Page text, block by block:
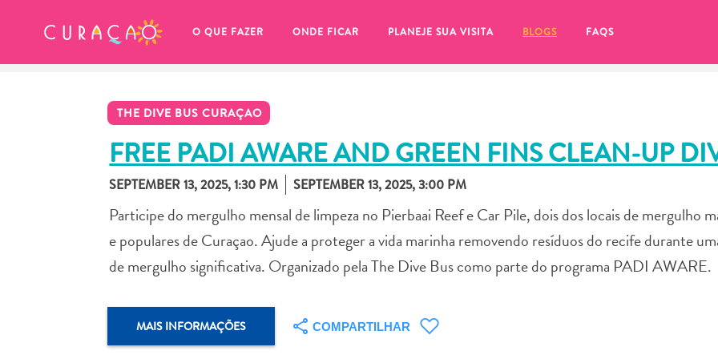
O QUE FAZER ONDE FICAR PLANEJE SUA VISITA BLOGS FAQS
THE DIVE BUS CURAÇAO
FREE PADI AWARE AND GREEN FINS CLEAN-UP
SEPTEMBER 13, 2025, 1:30 PM SEPTEMBER 13, 2025, 3:00 PM
Participe do mergulho mensal de limpeza no Pierbaai Reef e Car Pile, dois dos locais de mergulho
e populares de Curaçao. Ajude a proteger a vida marinha removendo resíduos do recife durante
de mergulho significativa. Organizado pela The Dive Bus como parte do programa PADI AWARE.
MAIS INFORMAÇÕES COMPARTILHAR
MEUS FAVORITOS
local favorito.
Sempre que você quiser salvar algo para mais tarde, certifique-se de clicar no